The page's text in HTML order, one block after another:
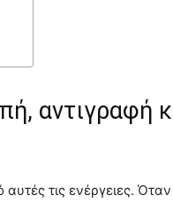
αντιγραφή
τις ενέργειες.